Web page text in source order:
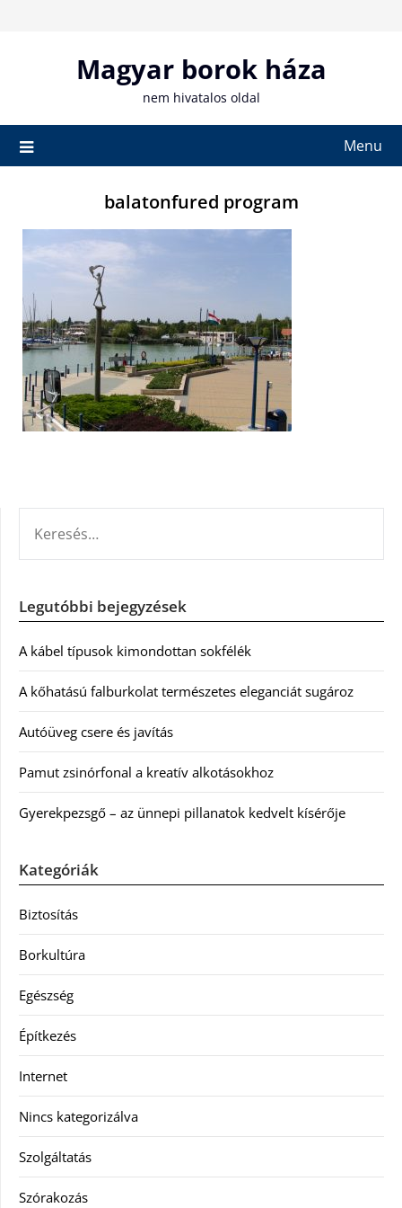
Magyar borok háza
nem hivatalos oldal
Menu
balatonfured program
Legutóbbi bejegyzések
A kábel típusok kimondottan sokfélék
A kőhatású falburkolat természetes eleganciát sugároz
Autóüveg csere és javítás
Pamut zsinórfonal a kreatív alkotásokhoz
Gyerekpezsgő – az ünnepi pillanatok kedvelt kísérője
Kategóriák
Biztosítás
Borkultúra
Egészség
Építkezés
Internet
Nincs kategorizálva
Szolgáltatás
Szórakozás